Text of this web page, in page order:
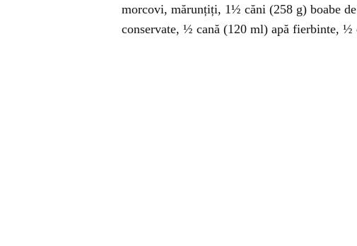
morcovi, mărunțiți, 1½ căni (258 g) boabe
conservate, ½ cană (120 ml) apă fierbinte, ½